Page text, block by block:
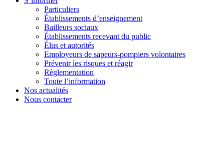
Particuliers
Établissements d’enseignement
Bailleurs sociaux
Établissements recevant du public
Élus et autorités
Employeurs de sapeurs-pompiers volontaires
Prévenir les risques et réagir
Règlementation
Toute l’information
Nos actualités
Nous contacter